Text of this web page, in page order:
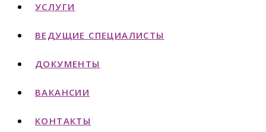
УСЛУГИ
ВЕДУЩИЕ СПЕЦИАЛИСТЫ
ДОКУМЕНТЫ
ВАКАНСИИ
КОНТАКТЫ